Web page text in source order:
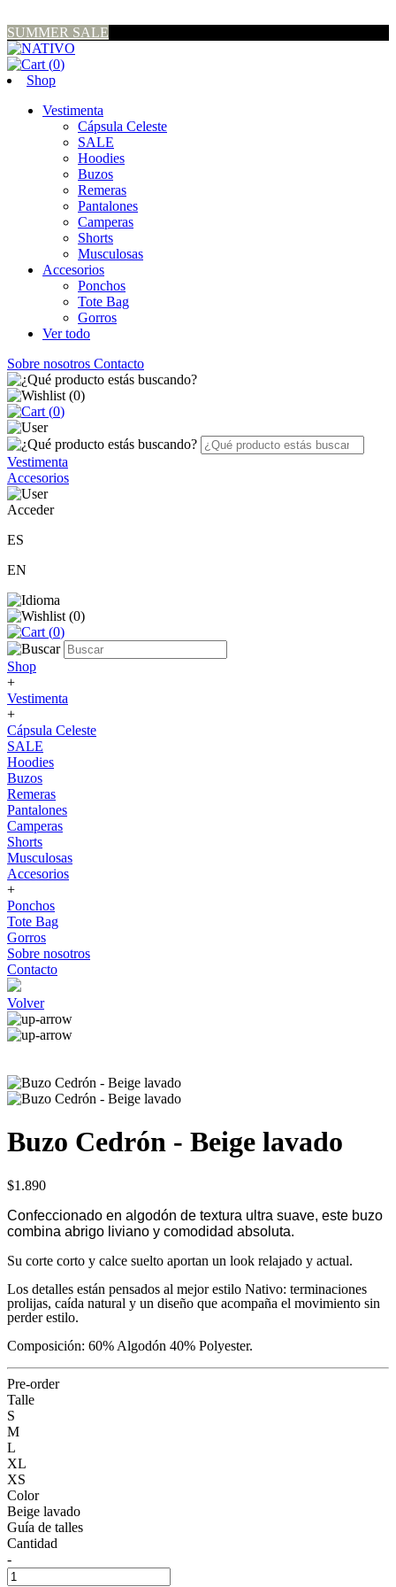
SUMMER SALE
(0)
Shop
Vestimenta
Cápsula Celeste
SALE
Hoodies
Buzos
Remeras
Pantalones
Camperas
Shorts
Musculosas
Accesorios
Ponchos
Tote Bag
Gorros
Ver todo
Sobre nosotros Contacto
(0)
(0)
Vestimenta
Accesorios
Acceder
ES
EN
(0)
(0)
Shop
+
Vestimenta
+
Cápsula Celeste
SALE
Hoodies
Buzos
Remeras
Pantalones
Camperas
Shorts
Musculosas
Accesorios
+
Ponchos
Tote Bag
Gorros
Sobre nosotros
Contacto
Volver
Buzo Cedrón - Beige lavado
$1.890
Confeccionado en algodón de textura ultra suave, este buzo
combina abrigo liviano y comodidad absoluta.
Su corte corto y calce suelto aportan un look relajado y actual.
Los detalles están pensados al mejor estilo Nativo: terminaciones
prolijas, caída natural y un diseño que acompaña el movimiento sin
perder estilo.
Composición: 60% Algodón 40% Polyester.
Pre-order
Talle
S
M
L
XL
XS
Color
Beige lavado
Guía de talles
Cantidad
-